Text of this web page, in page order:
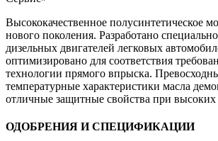
Высококачественное полусинтетическое
нового поколения. Разработано
дизельных двигателей легковых
оптимизировано для соответствия
технологии прямого впрыска.
температурные характеристики масла
отличные защитные свойства при высоких
ОДОБРЕНИЯ И СПЕЦИФИКАЦИИ